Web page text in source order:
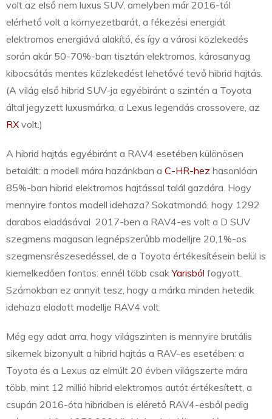
volt az első nem luxus SUV, amelyben már 2016-tól
elérhető volt a környezetbarát, a fékezési energiát
elektromos energiává alakító, és így a városi közlekedés
során akár 50-70%-ban tisztán elektromos, károsanyag
kibocsátás mentes közlekedést lehetővé tevő hibrid hajtás.
(A világ első hibrid SUV-ja egyébiránt a szintén a Toyota
által jegyzett luxusmárka, a Lexus legendás crossovere, az
RX volt.)
A hibrid hajtás egyébiránt a RAV4 esetében különösen
betalált: a modell mára hazánkban a C-HR-hez hasonlóan
85%-ban hibrid elektromos hajtással talál gazdára. Hogy
mennyire fontos modell idehaza? Sokatmondó, hogy 1292
darabos eladásával 2017-ben a RAV4-es volt a D SUV
szegmens magasan legnépszerűbb modelljre 20,1%-os
szegmensrészesedéssel, de a Toyota értékesítésein belül is
kiemelkedően fontos: ennél több csakYarisból fogyott.
Számokban ez annyit tesz, hogy a márka minden hetedik
idehaza eladott modellje RAV4 volt.
Még egy adat arra, hogy világszinten is mennyire brutális
sikernek bizonyult a hibrid hajtás a RAV-es esetében: a
Toyota és a Lexus az elmúlt 20 évben világszerte mára
több, mint 12 millió hibrid elektromos autót értékesített, a
csupán 2016-óta hibridben is elérető RAV4-esből pedig